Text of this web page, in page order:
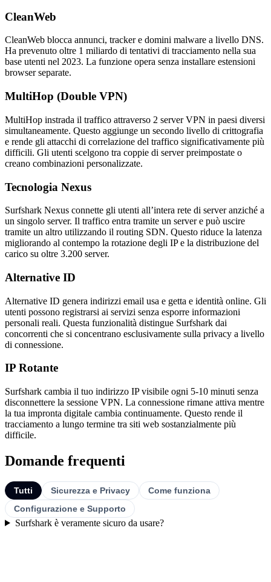
CleanWeb
CleanWeb blocca annunci, tracker e domini malware a livello DNS.
Ha prevenuto oltre 1 miliardo di tentativi di tracciamento nella sua
base utenti nel 2023. La funzione opera senza installare estensioni
browser separate.
MultiHop (Double VPN)
MultiHop instrada il traffico attraverso 2 server VPN in paesi diversi
simultaneamente. Questo aggiunge un secondo livello di crittografia
e rende gli attacchi di correlazione del traffico significativamente più
difficili. Gli utenti scelgono tra coppie di server preimpostate o
creano combinazioni personalizzate.
Tecnologia Nexus
Surfshark Nexus connette gli utenti all’intera rete di server anziché a
un singolo server. Il traffico entra tramite un server e può uscire
tramite un altro utilizzando il routing SDN. Questo riduce la latenza
migliorando al contempo la rotazione degli IP e la distribuzione del
carico su oltre 3.200 server.
Alternative ID
Alternative ID genera indirizzi email usa e getta e identità online. Gli
utenti possono registrarsi ai servizi senza esporre informazioni
personali reali. Questa funzionalità distingue Surfshark dai
concorrenti che si concentrano esclusivamente sulla privacy a livello
di connessione.
IP Rotante
Surfshark cambia il tuo indirizzo IP visibile ogni 5-10 minuti senza
disconnettere la sessione VPN. La connessione rimane attiva mentre
la tua impronta digitale cambia continuamente. Questo rende il
tracciamento a lungo termine tra siti web sostanzialmente più
difficile.
Domande frequenti
Tutti Sicurezza e Privacy
Come funziona
Configurazione e Supporto
Surfshark è veramente sicuro da usare?